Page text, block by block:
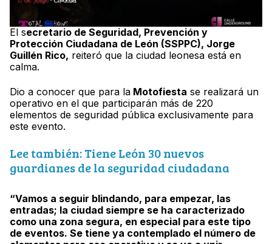
El secretario de Seguridad, Prevención y
Protección Ciudadana de León (SSPPC), Jorge
Guillén Rico, reiteró que la ciudad leonesa está en
calma.
Dio a conocer que para la Motofiesta se realizará un
operativo en el que participarán más de 220
elementos de seguridad pública exclusivamente para
este evento.
Lee también: Tiene León 30 nuevos
guardianes de la seguridad ciudadana
“Vamos a seguir blindando, para empezar, las
entradas; la ciudad siempre se ha caracterizado
como una zona segura, en especial para este tipo
de eventos. Se tiene ya contemplado el número de